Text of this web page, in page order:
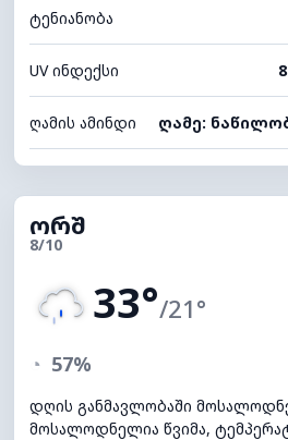
ტენიანობა
UV ინდექსი
ღამის ამინდი ღამე:
ორშ
8/10
33°/21°
◔ 57%
დღის განმავლობაში
მოსალოდნელია წვიმა,